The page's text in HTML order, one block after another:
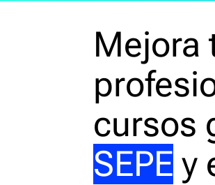
Mejora
cursos
SEPE y